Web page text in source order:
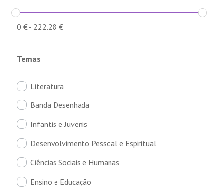
0 €- 222.28 €
Temas
Literatura
Banda Desenhada
Infantis e Juvenis
Desenvolvimento Pessoal e Espiritual
Ciências Sociais e Humanas
Ensino e Educação